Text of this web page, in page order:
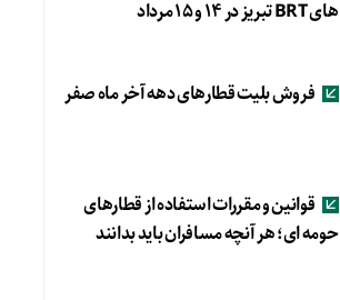
های BRT تبریز در ۱۴ و ۱۵ مرداد
فروش بلیت قطارهای دهه آخر ماه صفر
قوانین و مقررات استفاده از قطارهای
حومه ای؛ هر آنچه مسافران باید بدانند